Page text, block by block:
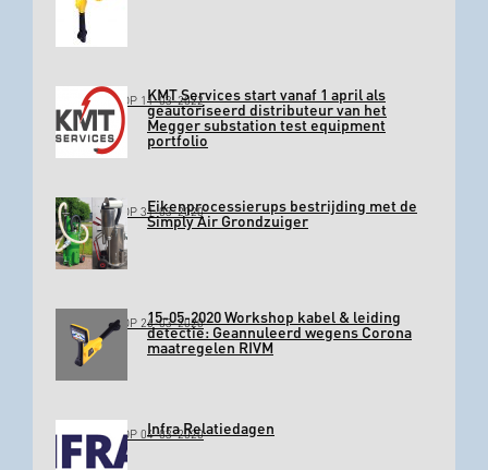
GEPLAATST OP 11-03-2022KMT Services start vanaf 1 april als
geautoriseerd distributeur van het
Megger substation test equipment
portfolio
GEPLAATST OP 31-03-2020Eikenprocessierups bestrijding met de
Simply Air Grondzuiger
GEPLAATST OP 26-03-202015-05-2020 Workshop kabel & leiding
detectie: Geannuleerd wegens Corona
maatregelen RIVM
GEPLAATST OP 04-03-2020Infra Relatiedagen